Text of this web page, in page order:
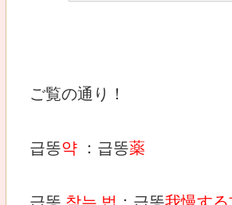
ご覧の通り！
급똥약：급똥薬